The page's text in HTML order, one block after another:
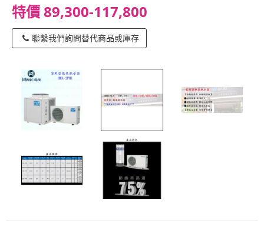
特價 89,300-117,800
聯繫我們詢問替代商品或庫存